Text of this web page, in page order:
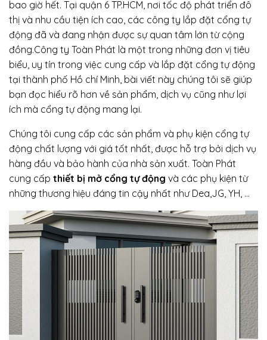
bao giờ hết. Tại quận 6 TP.HCM, nơi tốc độ phát triển đô
thị và nhu cầu tiện ích cao, các công ty lắp đặt cổng tự
động đã và đang nhận được sự quan tâm lớn từ cộng
đồng.Công ty Toàn Phát là một trong những đơn vị tiêu
biểu, uy tín trong việc cung cấp và lắp đặt cổng tự động
tại thành phố Hồ chí Minh, bài viết này chúng tôi sẽ giúp
bạn đọc hiểu rõ hơn về sản phẩm, dịch vụ cũng như lợi
ích mà cổng tự động mang lại.
Chúng tôi cung cấp các sản phẩm và phụ kiện cổng tự
động chất lượng với giá tốt nhất, được hỗ trợ bởi dịch vụ
hàng đầu và bảo hành của nhà sản xuất. Toàn Phát
cung cấp thiết bị mở cổng tự động và các phụ kiện từ
những thương hiệu đáng tin cậy nhất như Dea,JG, YH, …